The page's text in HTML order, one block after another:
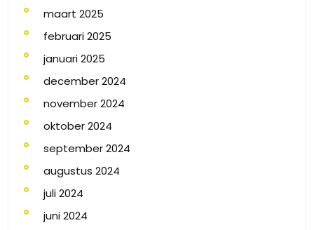
maart 2025
februari 2025
januari 2025
december 2024
november 2024
oktober 2024
september 2024
augustus 2024
juli 2024
juni 2024